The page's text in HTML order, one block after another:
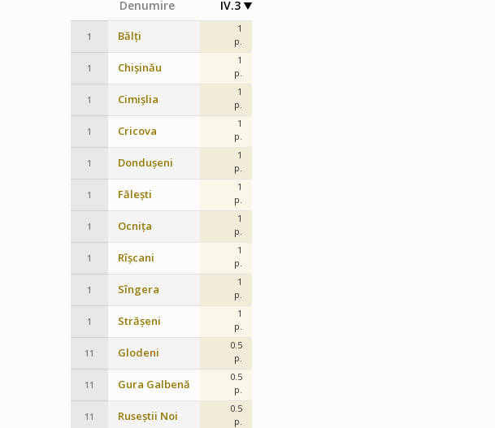
Denumire IV.3
1 Bălți
1
p.
1 Chișinău
1
p.
1 Cimișlia
1
p.
1 Cricova
1
p.
1 Dondușeni
1
p.
1 Fălești
1
p.
1 Ocnița
1
p.
1 Rîșcani
1
p.
1 Sîngera
1
p.
1 Strășeni
1
p.
11 Glodeni
0.5
p.
11 Gura Galbenă
0.5
p.
11 Ruseștii Noi
0.5
p.